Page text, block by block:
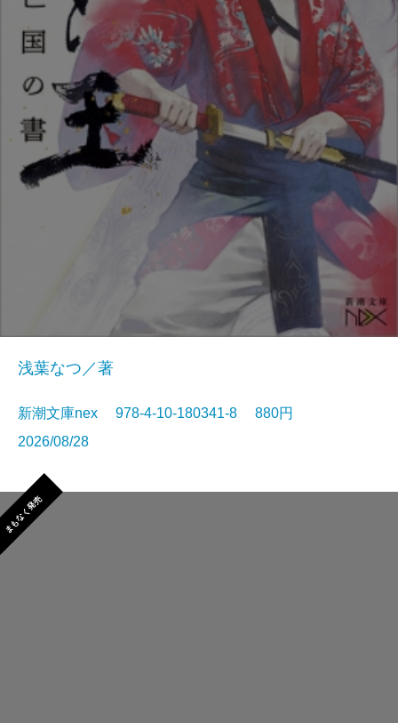
浅葉なつ／著
新潮文庫nex 978-4-10-180341-8 880円
2026/08/28
まもなく発売